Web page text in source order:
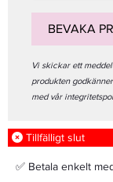
BEVAKA
Vi skickar ett
produkten
med vår
Tillfälligt slut
✅ Betala enkelt